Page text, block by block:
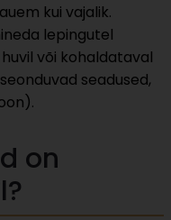
kui vajalik.
lepingutel
või kohaldataval
seadused,
on